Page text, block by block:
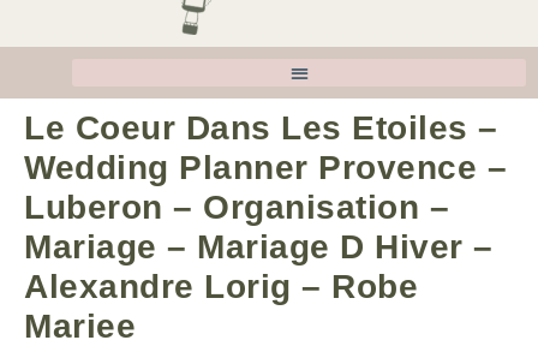
Le Coeur Dans Les Etoiles –
Wedding Planner Provence –
Luberon – Organisation –
Mariage – Mariage D Hiver –
Alexandre Lorig – Robe
Mariee